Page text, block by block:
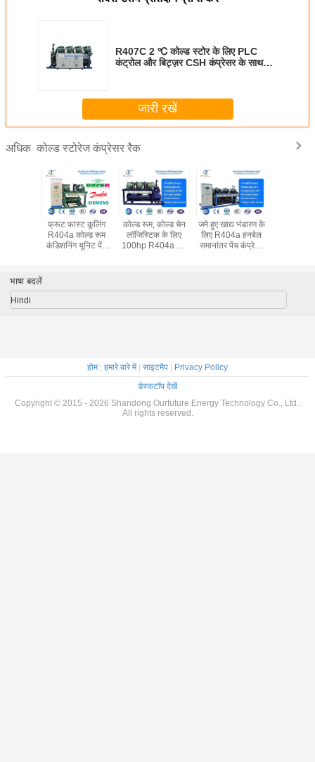
R407C 2 ℃ कोल्ड स्टोर के लिए PLC
कंट्रोल और बिट्ज़र CSH कंप्रेसर के साथ
जारी रखें
अधिक कोल्ड स्टोरेज कंप्रेसर रैक
फ्रूट फास्ट कूलिंग
R404a कोल्ड रूम
कंडिशनिंग यूनिट पेंच
कोल्ड रूम, कोल्ड चेन
लॉजिस्टिक के लिए
100hp R404a 2 *
जमे हुए खाद्य भंडारण के
लिए R404a हनबेल
समानांतर पेंच कंप्रेसर
भाषा बदलें
Hindi
होम| हमारे बारे में| साइटमैप | Privacy Policy
डेस्कटॉप देखें
Copyright © 2015 - 2026 Shandong Ourfuture Energy Technology Co., Ltd..
All rights reserved.